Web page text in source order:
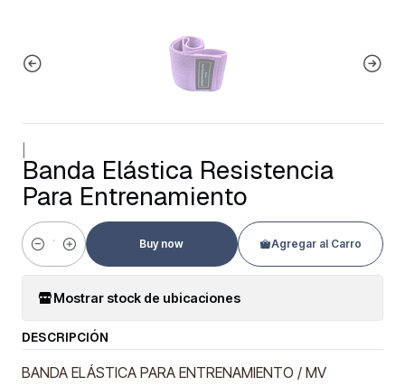
Banda Elástica Resistencia
Para Entrenamiento
Cantidad
Agregar al Carro
Buy now
Mostrar stock de ubicaciones
DESCRIPCIÓN
BANDA ELÁSTICA PARA ENTRENAMIENTO / MV